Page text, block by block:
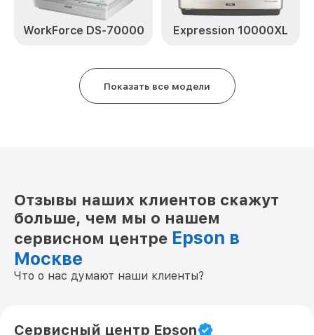
Ремонт или замена платы управления
Perfection V750 Pro J221A Epson
от 3000₽
Pro J221A Epson
Ремонт или замена датчика
WorkForce DS-70000 Expression 10000XL
Показать все модели
Отзывы наших клиентов скажут
больше, чем мы о нашем
сервисном центре Epson в
Москве
Что о нас думают наши клиенты?
Сервисный центр Epson